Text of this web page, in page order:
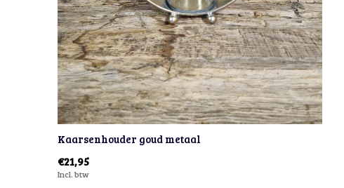
Kaarsenhouder goud metaal
€21,95
Incl. btw